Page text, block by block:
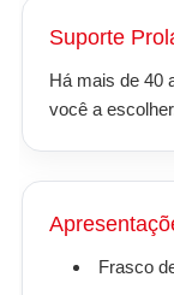
Suporte
Há mais de 40
você a
Frasco